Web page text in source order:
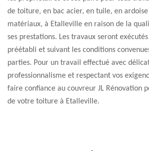
de toiture, en bac acier, en tuile, en
matériaux, à Etalleville en raison de la
ses prestations. Les travaux seront
préétabli et suivant les conditions
parties. Pour un travail effectué avec
professionnalisme et respectant vos
faire confiance au couvreur JL Rénovation
de votre toiture à Etalleville.